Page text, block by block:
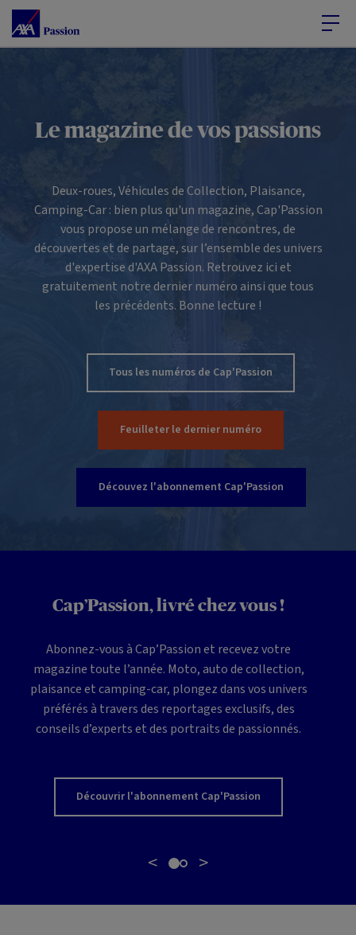
Accéder au Contenu
Le magazine de vos passions
Deux-roues, Véhicules de Collection, Plaisance,
Camping-Car : bien plus qu'un magazine, Cap'Passion
vous propose un mélange de rencontres, de
découvertes et de partage, sur l’ensemble des univers
d'expertise d'AXA Passion. Retrouvez ici et
gratuitement notre dernier numéro ainsi que tous
les précédents. Bonne lecture !
Tous les numéros de Cap'Passion
Feuilleter le dernier numéro
Découvez l'abonnement Cap'Passion
Cap’Passion, livré chez vous !
Abonnez-vous à Cap’Passion et recevez votre
magazine toute l’année. Moto, auto de collection,
plaisance et camping-car, plongez dans vos univers
préférés à travers des reportages exclusifs, des
conseils d’experts et des portraits de passionnés.
Découvrir l'abonnement Cap'Passion
< >